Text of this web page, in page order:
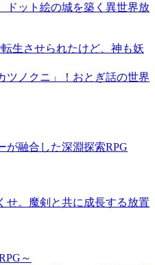
ドット絵の城を築く異世界放
生させられたけど、神も妖
ツノクニ」！おとぎ話の世界
が融合した深淵探索RPG
せ。魔剣と共に成長する放置
～